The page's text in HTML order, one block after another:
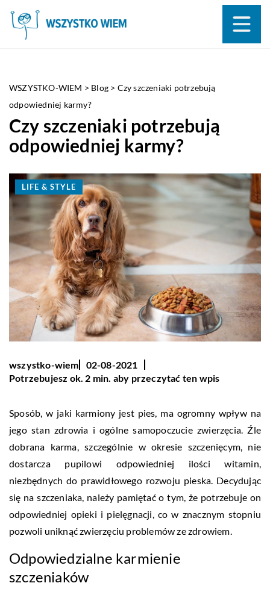
WSZYSTKO-WIEM > Blog > Czy szczeniaki potrzebują
odpowiedniej karmy?
Czy szczeniaki potrzebują
odpowiedniej karmy?
LIFE & STYLE
wszystko-wiem
02-08-2021
Potrzebujesz ok. 2 min. aby przeczytać ten wpis
Sposób, w jaki karmiony jest pies, ma ogromny wpływ na
jego stan zdrowia i ogólne samopoczucie zwierzęcia. Źle
dobrana karma, szczególnie w okresie szczenięcym, nie
dostarcza pupilowi odpowiedniej ilości witamin,
niezbędnych do prawidłowego rozwoju pieska. Decydując
się na szczeniaka, należy pamiętać o tym, że potrzebuje on
odpowiedniej opieki i pielęgnacji, co w znacznym stopniu
pozwoli uniknąć zwierzęciu problemów ze zdrowiem.
Odpowiedzialne karmienie
szczeniaków